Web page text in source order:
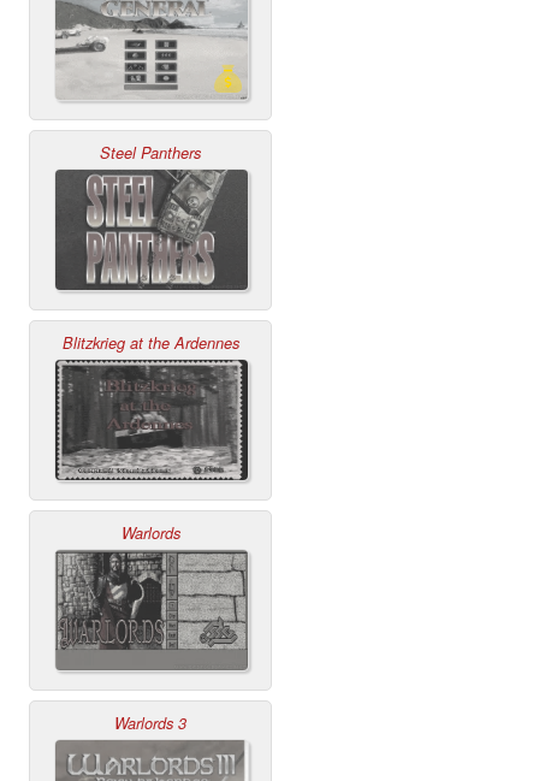
Steel Panthers
Blitzkrieg at the Ardennes
Warlords
Warlords 3